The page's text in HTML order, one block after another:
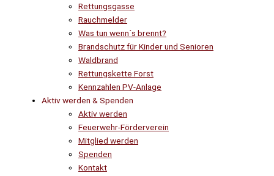
Rettungsgasse
Rauchmelder
Was tun wenn´s brennt?
Brandschutz für Kinder und Senioren
Waldbrand
Rettungskette Forst
Kennzahlen PV-Anlage
Aktiv werden & Spenden
Aktiv werden
Feuerwehr-Förderverein
Mitglied werden
Spenden
Kontakt